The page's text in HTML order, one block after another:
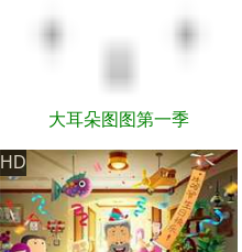
大耳朵图图第一季
HD